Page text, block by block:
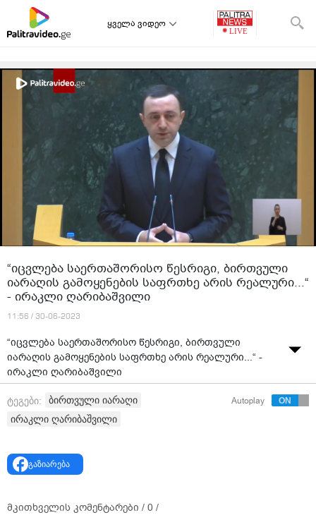
ყველა ვიდეო
“იცვლება საერთაშორისო წესრიგი, ბირთვული
იარაღის გამოყენების საფრთხე არის რეალური...“
- ირაკლი ღარიბაშვილი
11:56 / 30-06-2023
“იცვლება საერთაშორისო წესრიგი, ბირთვული
იარაღის გამოყენების საფრთხე არის რეალური...“ -
ირაკლი ღარიბაშვილი
ტეგები:
ბირთვული იარაღი
ირაკლი ღარიბაშვილი
Autoplay
გაზიარება
მკითხველის კომენტარები / 0 /